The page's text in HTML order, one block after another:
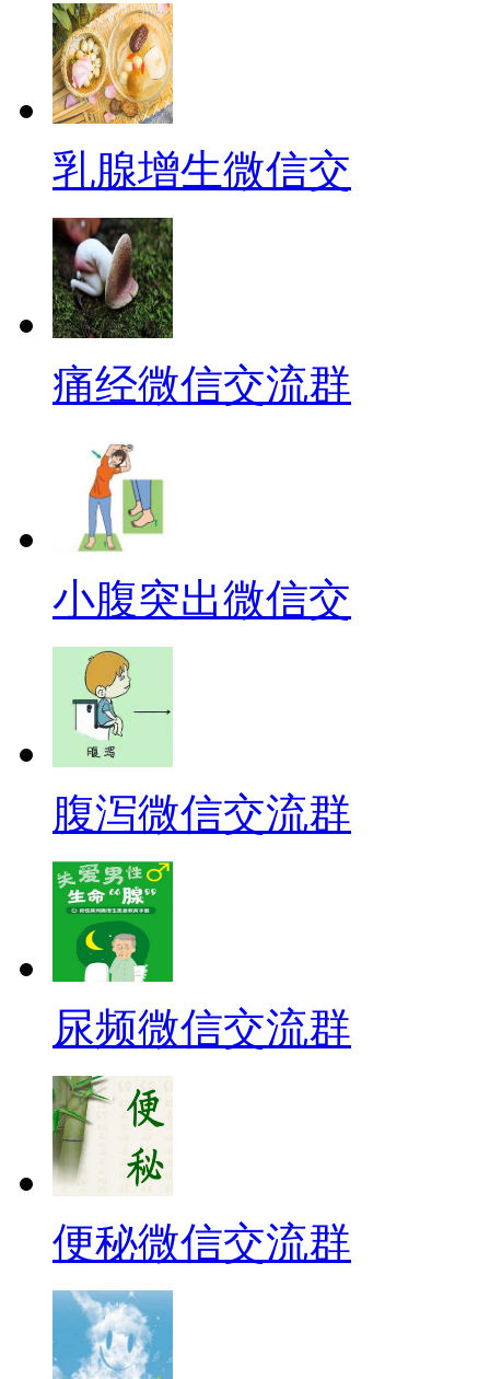
乳腺增生微信交
痛经微信交流群
小腹突出微信交
腹泻微信交流群
尿频微信交流群
便秘微信交流群